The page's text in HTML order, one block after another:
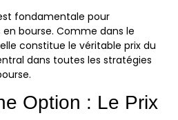
fondamentale pour
bourse. Comme dans le
constitue le véritable prix du
dans toutes les stratégies
Option : Le Prix